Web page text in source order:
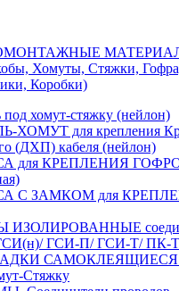
Хомуты, Стяжки,
Коробки)
хомут-стяжку (нейлон)
ХОМУТ для крепления
(ДХП) кабеля (нейлон)
для КРЕПЛЕНИЯ ГОФРО-
С ЗАМКОМ для
ИЗОЛИРОВАННЫЕ
ГСИ-П/ ГСИ-Т/ ПК-
САМОКЛЕЯЩИЕСЯ
Стяжку